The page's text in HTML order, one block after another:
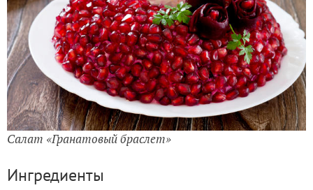
Салат «Гранатовый браслет»
Ингредиенты